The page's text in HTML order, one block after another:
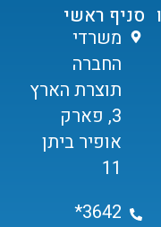
סניף ראשי
משרדי
החברה
תוצרת הארץ
3, פארק
אופיר ביתן
11
3642*